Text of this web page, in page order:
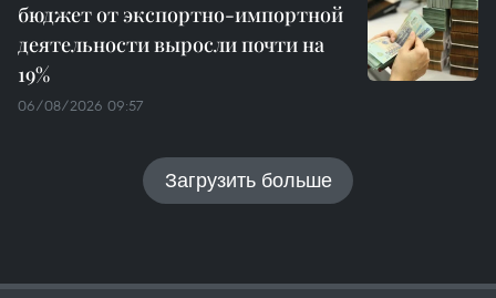
бюджет от экспортно-импортной
деятельности выросли почти на
19%
06/08/2026 09:57
Загрузить больше